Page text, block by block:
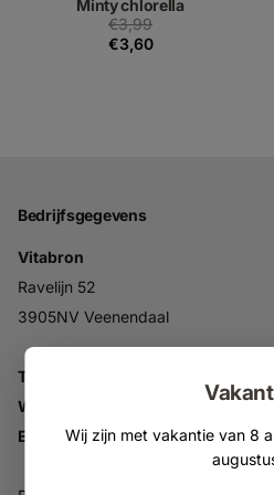
Wij zijn met vakantie van 8
Minty chlorella
€3,99
€3,60
Bedrijfsgegevens
Vitabron
Ravelijn 52
3905NV Veenendaal
Tel:
Whatsapp:
Email:info@vitabron.nl